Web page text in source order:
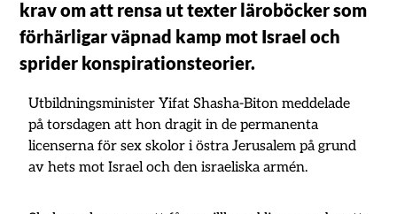
krav om att rensa ut texter läroböcker som
förhärligar väpnad kamp mot Israel och
sprider konspirationsteorier.
Utbildningsminister Yifat Shasha-Biton meddelade
på torsdagen att hon dragit in de permanenta
licenserna för sex skolor i östra Jerusalem på grund
av hets mot Israel och den israeliska armén.